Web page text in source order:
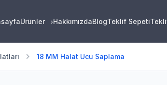
Ürünler ›HakkımızdaBlogTeklif Sepeti
chevron_right 18 MM Halat Ucu Saplama